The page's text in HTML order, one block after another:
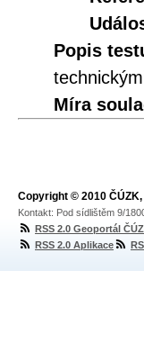
Popis
Míra
Copyright © 2010
Kontakt: Pod sídlištěm 9/
RSS 2.0 Geoportál
RSS 2.0 Aplikace